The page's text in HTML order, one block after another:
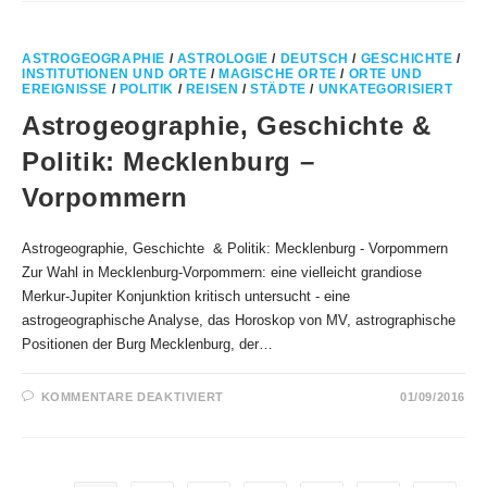
DER
WELT
ASTROGEOGRAPHIE / ASTROLOGIE / DEUTSCH / GESCHICHTE /
INSTITUTIONEN UND ORTE / MAGISCHE ORTE / ORTE UND
EREIGNISSE / POLITIK / REISEN /STÄDTE / UNKATEGORISIERT
Astrogeographie, Geschichte &
Politik: Mecklenburg –
Vorpommern
Astrogeographie, Geschichte & Politik: Mecklenburg - Vorpommern
Zur Wahl in Mecklenburg-Vorpommern: eine vielleicht grandiose
Merkur-Jupiter Konjunktion kritisch untersucht - eine
astrogeographische Analyse, das Horoskop von MV, astrographische
Positionen der Burg Mecklenburg, der…
KOMMENTARE DEAKTIVIERTFÜR
01/09/2016